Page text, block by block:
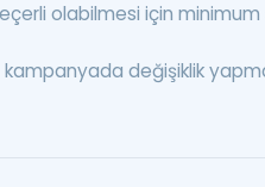
olabilmesi için minimum
değişiklik